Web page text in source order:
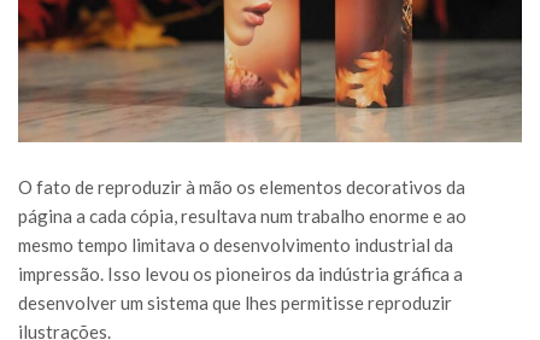
O fato de reproduzir à mão os elementos decorativos da
página a cada cópia, resultava num trabalho enorme e ao
mesmo tempo limitava o desenvolvimento industrial da
impressão. Isso levou os pioneiros da indústria gráfica a
desenvolver um sistema que lhes permitisse reproduzir
ilustrações.